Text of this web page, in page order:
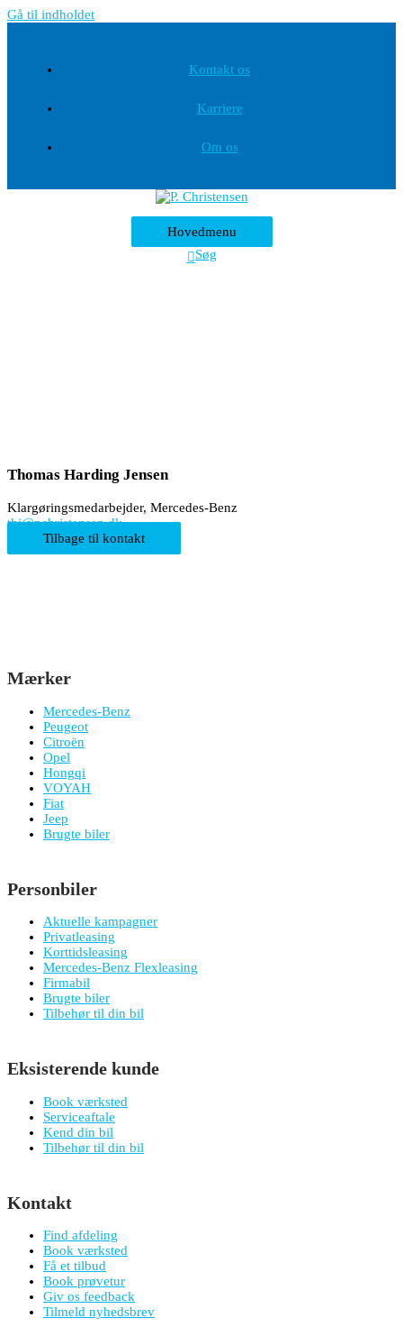
Gå til indholdet
Kontakt os
Karriere
Om os
Hovedmenu
Søg
Thomas Harding Jensen
Klargøringsmedarbejder, Mercedes-Benz
thj@pchristensen.dk
Tilbage til kontakt
Mærker
Mercedes-Benz
Peugeot
Citroën
Opel
Hongqi
VOYAH
Fiat
Jeep
Brugte biler
Personbiler
Aktuelle kampagner
Privatleasing
Korttidsleasing
Mercedes-Benz Flexleasing
Firmabil
Brugte biler
Tilbehør til din bil
Eksisterende kunde
Book værksted
Serviceaftale
Kend din bil
Tilbehør til din bil
Kontakt
Find afdeling
Book værksted
Få et tilbud
Book prøvetur
Giv os feedback
Tilmeld nyhedsbrev